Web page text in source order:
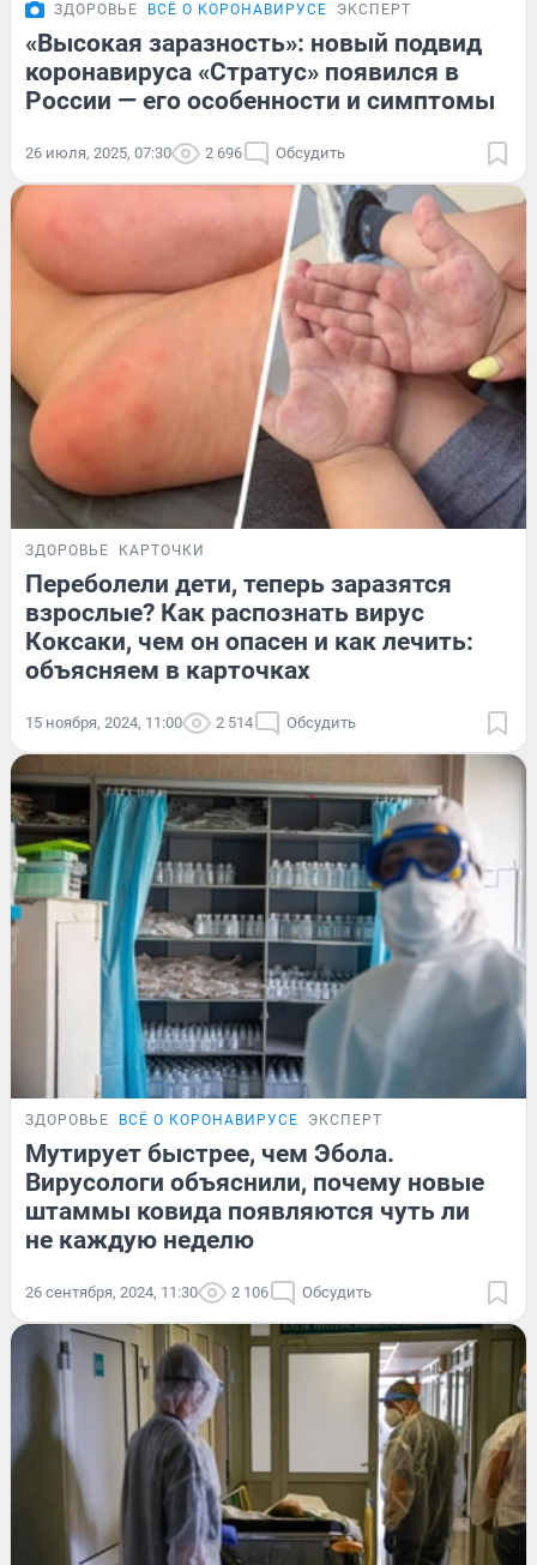
ЗДОРОВЬЕ ВСЁ О КОРОНАВИРУСЕ ЭКСПЕРТ
«Высокая заразность»: новый подвид
коронавируса «Стратус» появился в
России — его особенности и симптомы
26 июля, 2025, 07:30 2 696 Обсудить
ЗДОРОВЬЕ КАРТОЧКИ
Переболели дети, теперь заразятся
взрослые? Как распознать вирус
Коксаки, чем он опасен и как лечить:
объясняем в карточках
15 ноября, 2024, 11:00 2 514 Обсудить
ЗДОРОВЬЕ ВСЁ О КОРОНАВИРУСЕ ЭКСПЕРТ
Мутирует быстрее, чем Эбола.
Вирусологи объяснили, почему новые
штаммы ковида появляются чуть ли
не каждую неделю
26 сентября, 2024, 11:30 2 106 Обсудить